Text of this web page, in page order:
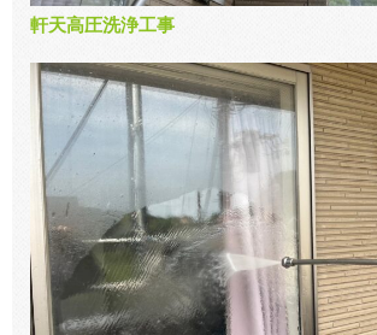
軒天高圧洗浄工事